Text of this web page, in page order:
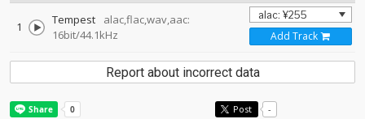
1 Tempest
alac,flac,wav,aac:
16bit/44.1kHz
Add Track
Report about incorrect data
Post -